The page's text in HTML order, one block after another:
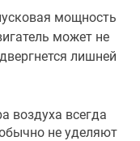
мощность
может не
лишней
воздуха всегда
не уделяют